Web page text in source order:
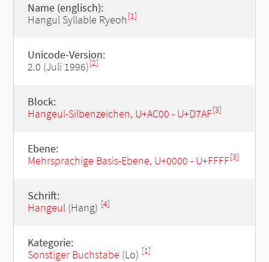
Name (englisch):
Hangul Syllable Ryeoh [1]
Unicode-Version:
2.0 (Juli 1996)[2]
Block:
Hangeul-Silbenzeichen, U+AC00 - U+D7AF[3]
Ebene:
Mehrsprachige Basis-Ebene, U+0000 - U+FFFF[3]
Schrift:
Hangeul(Hang) [4]
Kategorie:
Sonstiger Buchstabe (Lo) [1]